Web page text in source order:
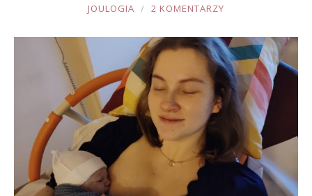
JOULE
JOULOGIA 2 KOMENTARZY